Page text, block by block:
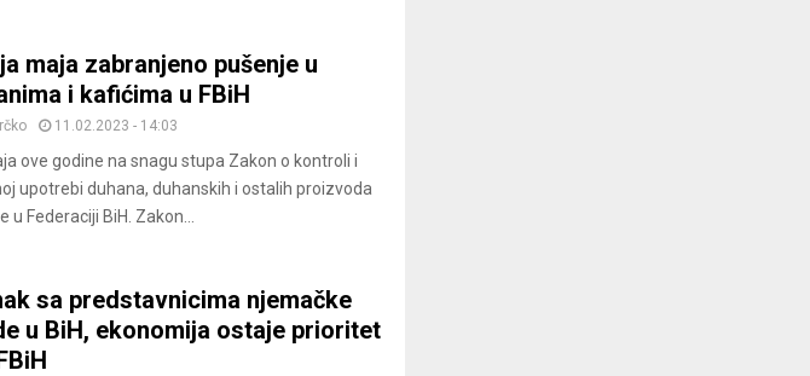
maja zabranjeno pušenje u
i kafićima u FBiH
11.02.2023 - 14:03
ove godine na snagu stupa Zakon o kontroli i
upotrebi duhana, duhanskih i ostalih proizvoda
u Federaciji BiH. Zakon...
sa predstavnicima njemačke
u BiH, ekonomija ostaje prioritet